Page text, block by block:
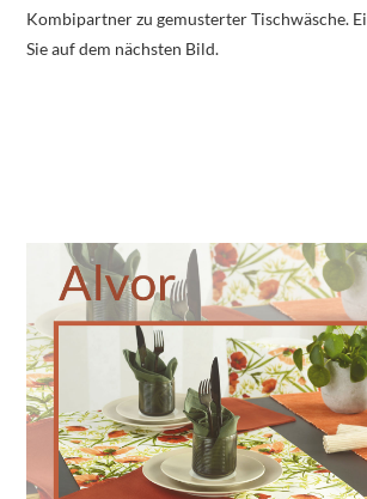
Kombipartner zu gemusterter Tischwäsche.
Sie auf dem nächsten Bild.